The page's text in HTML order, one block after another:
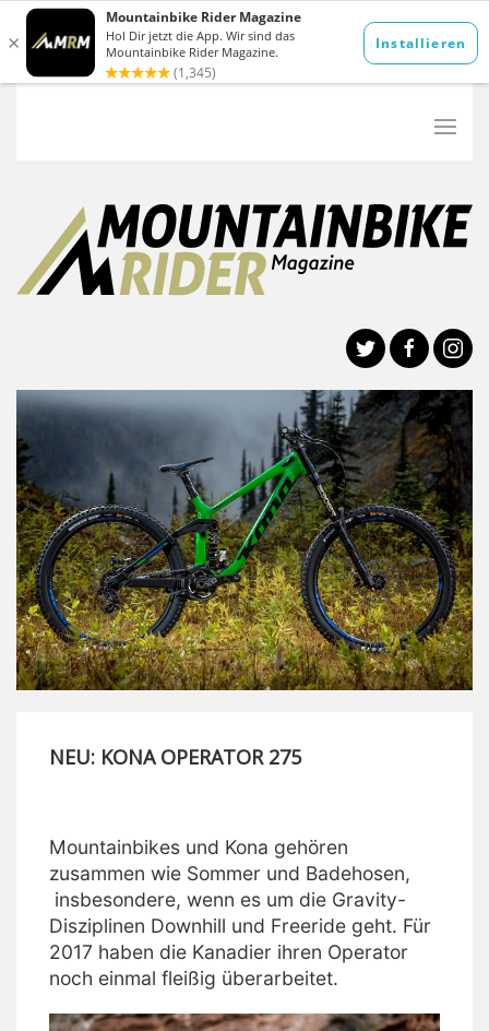
NEU: KONA OPERATOR 275
Mountainbikes und Kona gehören
zusammen wie Sommer und Badehosen,
insbesondere, wenn es um die Gravity-
Disziplinen Downhill und Freeride geht. Für
2017 haben die Kanadier ihren Operator
noch einmal fleißig überarbeitet.